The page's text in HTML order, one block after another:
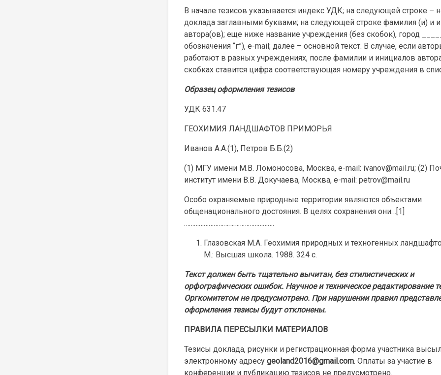
В начале тезисов указывается индекс УДК; на следующей строке –
доклада заглавными буквами; на следующей строке фамилия (и) и
автора(ов); еще ниже название учреждения (без скобок), город
обозначения “г”), e-mail; далее – основной текст. В случае, если
работают в разных учреждениях, после фамилии и инициалов
скобках ставится цифра соответствующая номеру учреждения в
Образец оформления тезисов
УДК 631.47
ГЕОХИМИЯ ЛАНДШАФТОВ ПРИМОРЬЯ
Иванов А.А.(1), Петров Б.Б.(2)
(1) МГУ имени М.В. Ломоносова, Москва, e-mail: ivanov@mail.ru; (2)
институт имени В.В. Докучаева, Москва, e-mail: petrov@mail.ru
Особо охраняемые природные территории являются объектами
общенационального достояния. В целях сохранения они…[1]
……………………………………………….
Глазовская М.А. Геохимия природных и техногенных
М.: Высшая школа. 1988. 324 с.
Текст должен быть тщательно вычитан, без стилистических и
орфографических ошибок. Научное и техническое редактирование
Оргкомитетом не предусмотрено. При нарушении правил
оформления тезисы будут отклонены.
ПРАВИЛА ПЕРЕСЫЛКИ МАТЕРИАЛОВ
Тезисы доклада, рисунки и регистрационная форма участника
электронному адресу geoland2016@gmail.com. Оплаты за участие в
конференции и публикацию тезисов не предусмотрено.